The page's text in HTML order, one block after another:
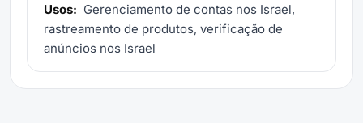
Usos: Gerenciamento de contas nos Israel,
rastreamento de produtos, verificação de
anúncios nos Israel